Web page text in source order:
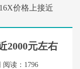
价格上接近
2000元左右
阅读：1796